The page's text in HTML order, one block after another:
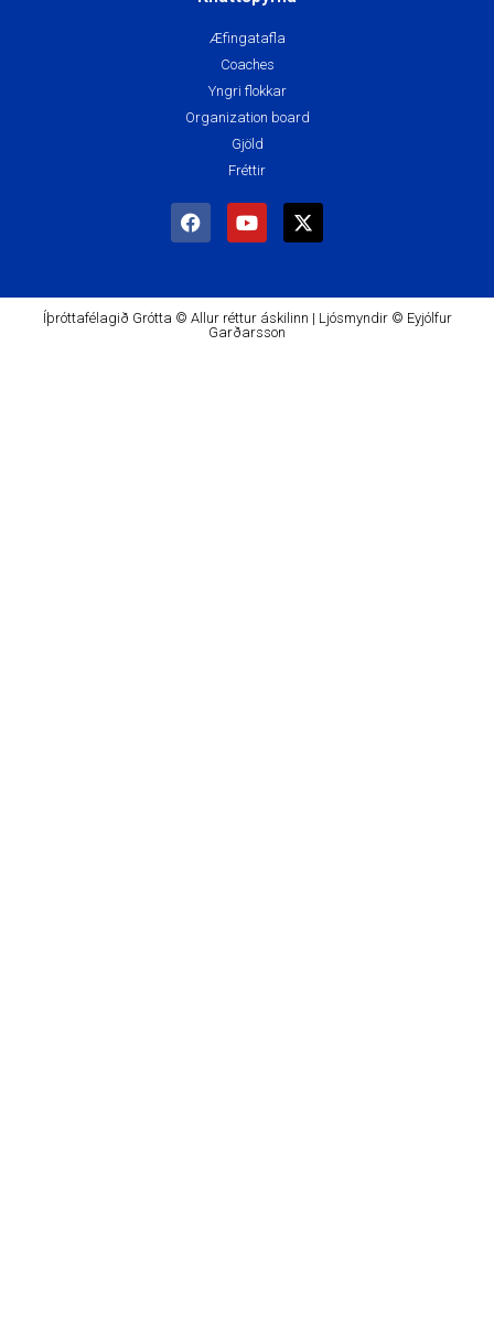
Æfingatafla
Coaches
Yngri flokkar
Organization board
Gjöld
Fréttir
Íþróttafélagið Grótta © Allur réttur áskilinn | Ljósmyndir © Eyjólfur
Garðarsson